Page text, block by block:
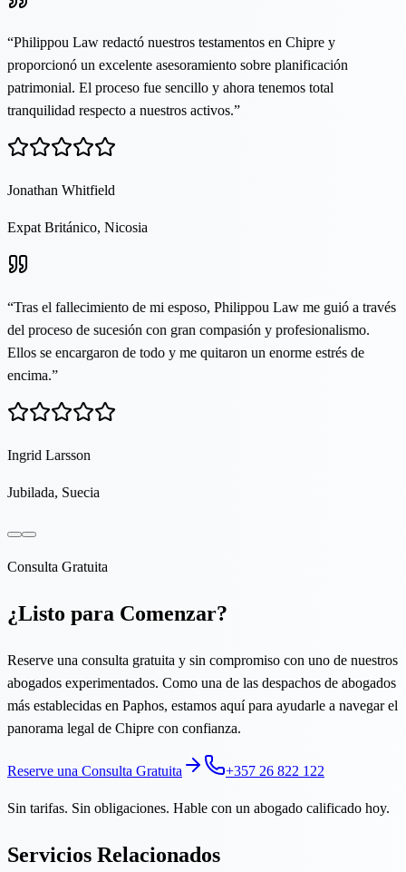
“Philippou Law redactó nuestros testamentos en Chipre y
proporcionó un excelente asesoramiento sobre planificación
patrimonial. El proceso fue sencillo y ahora tenemos total
tranquilidad respecto a nuestros activos.”
Jonathan Whitfield
Expat Británico, Nicosia
“Tras el fallecimiento de mi esposo, Philippou Law me guió a través
del proceso de sucesión con gran compasión y profesionalismo.
Ellos se encargaron de todo y me quitaron un enorme estrés de
encima.”
Ingrid Larsson
Jubilada, Suecia
Consulta Gratuita
¿Listo para Comenzar?
Reserve una consulta gratuita y sin compromiso con uno de nuestros
abogados experimentados. Como una de las despachos de abogados
más establecidas en Paphos, estamos aquí para ayudarle a navegar el
panorama legal de Chipre con confianza.
Reserve una Consulta Gratuita +357 26 822 122
Sin tarifas. Sin obligaciones. Hable con un abogado calificado hoy.
Servicios Relacionados